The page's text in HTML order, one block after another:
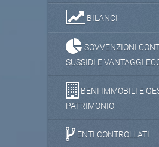
BILANCI
SOVVENZIONI
SUSSIDI E VANTAGGI
BENI IMMOBILI E
PATRIMONIO
ENTI CONTROLLATI